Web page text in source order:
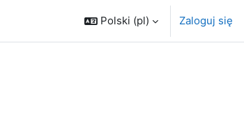
Polski ‎(pl)‎ Zaloguj się